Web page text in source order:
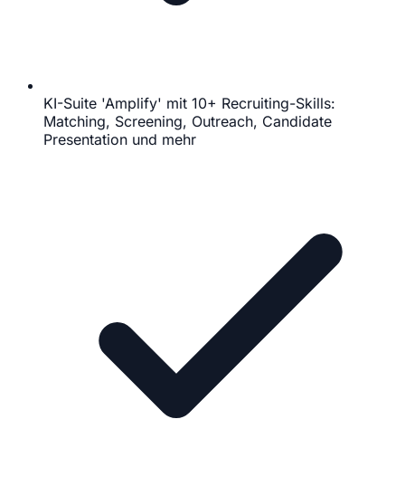
KI-Suite 'Amplify' mit 10+ Recruiting-Skills:
Matching, Screening, Outreach, Candidate
Presentation und mehr